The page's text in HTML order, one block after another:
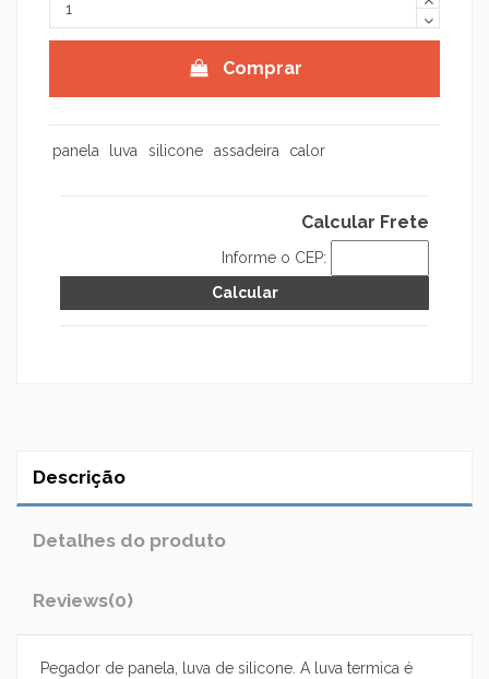
Comprar
panela luva silicone assadeira calor
Calcular Frete
Informe o CEP:
Descrição
Detalhes do produto
Reviews(0)
Pegador de panela, luva de silicone. A luva termica é